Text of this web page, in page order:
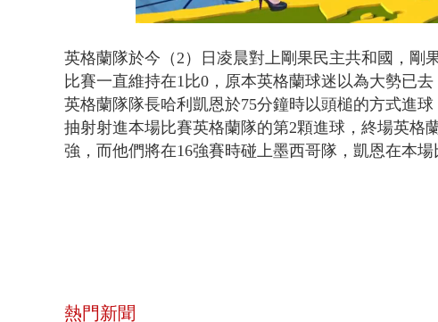
Unmute
35.01%
英格蘭隊於今（2）日凌晨對上剛果民主共和國，剛
比賽一直維持在1比0，原本英格蘭球迷以為大勢已
英格蘭隊隊長哈利凱恩於75分鐘時以頭槌的方式進
抽射射進本場比賽英格蘭隊的第2顆進球，終場英格
強，而他們將在16強賽時碰上墨西哥隊，凱恩在本
熱門新聞